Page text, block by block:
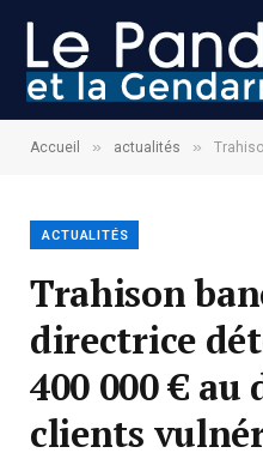
Accueil » actualités » Trahison
ACTUALITÉS
Trahison
directrice
400 000 €
clients